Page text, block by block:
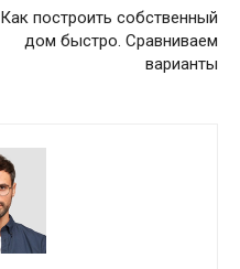
Как построить собственный
дом быстро. Сравниваем
варианты